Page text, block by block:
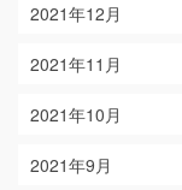
2021年12月
2021年11月
2021年10月
2021年9月